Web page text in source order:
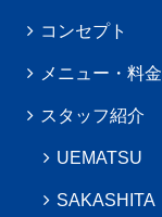
コンセプト
メニュー・料金
スタッフ紹介
UEMATSU
SAKASHITA